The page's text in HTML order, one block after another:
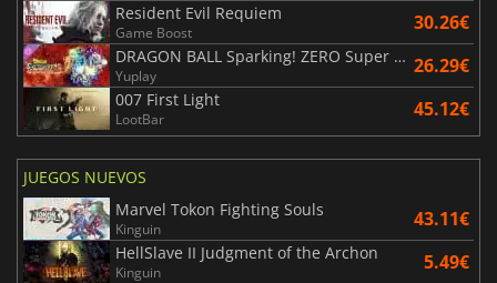
Resident Evil Requiem
Game Boost 30.26€
DRAGON BALL Sparking! ZERO Super Limit Breaking NEO
Yuplay 26.29€
007 First Light
LootBar 45.12€
JUEGOS NUEVOS
Marvel Tokon Fighting Souls
Kinguin 43.11€
HellSlave II Judgment of the Archon
Kinguin 5.49€